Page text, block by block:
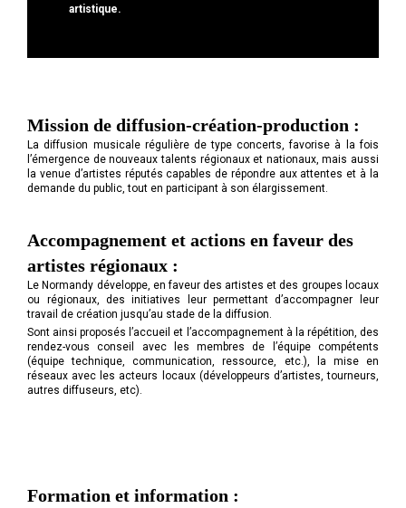
artistique.
Mission de diffusion-création-production :
La diffusion musicale régulière de type concerts, favorise à la fois
l’émergence de nouveaux talents régionaux et nationaux, mais aussi
la venue d’artistes réputés capables de répondre aux attentes et à la
demande du public, tout en participant à son élargissement.
Accompagnement et actions en faveur des
artistes régionaux :
Le Normandy développe, en faveur des artistes et des groupes locaux
ou régionaux, des initiatives leur permettant d’accompagner leur
travail de création jusqu’au stade de la diffusion.
Sont ainsi proposés l’accueil et l’accompagnement à la répétition, des
rendez-vous conseil avec les membres de l’équipe compétents
(équipe technique, communication, ressource, etc.), la mise en
réseaux avec les acteurs locaux (développeurs d’artistes, tourneurs,
autres diffuseurs, etc).
Formation et information :